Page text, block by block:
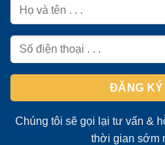
Chúng tôi sẽ gọi lại tư vấn &
thời gian sớm